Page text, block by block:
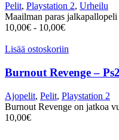
Pelit, Playstation 2, Urheilu
Maailman paras
10,00€ - 10,00€
Lisää ostoskoriin
Burnout Revenge – Ps2
Ajopelit, Pelit, Playstation 2
Burnout Revenge on jatkoa
10,00€